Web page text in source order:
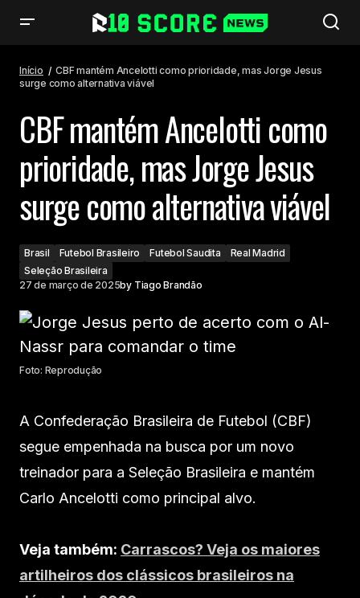
alternativa viável
Início
CBF mantém Ancelotti como prioridade, mas Jorge Jesus
surge como alternativa viável
CBF mantém Ancelotti como
prioridade, mas Jorge Jesus
surge como alternativa viável
Brasil Futebol Brasileiro Futebol Saudita
Real Madrid
Seleção Brasileira
27 de março de 2025by Tiago Brandão
Foto: Reprodução
A Confederação Brasileira de Futebol (CBF)
segue empenhada na busca por um novo
treinador para a Seleção Brasileira e mantém
Carlo Ancelotti como principal alvo.
Veja também: Carrascos? Veja os maiores
artilheiros dos clássicos brasileiros na